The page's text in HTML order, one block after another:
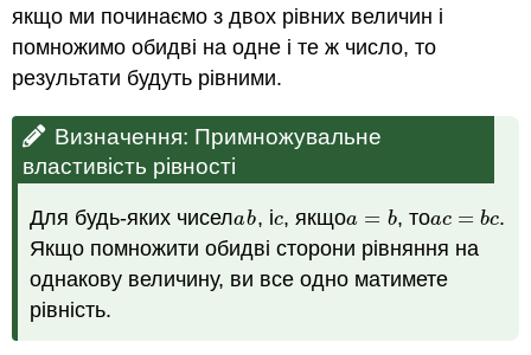
якщо ми починаємо з двох рівних величин і
помножимо обидві на одне і те ж число, то
результати будуть рівними.
Визначення: Примножувальне
властивість рівності
Для будь-яких чиселa
ab
b, іc
c, якщоa = b
a =b , тоac = bc
ac =b c .
Якщо помножити обидві сторони рівняння на
однакову величину, ви все одно матимете
рівність.